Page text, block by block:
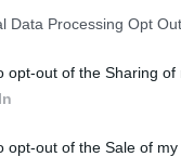
Data Processing Opt
opt-out of the Sharing of
opt-out of the Sale of my
«όταν έφυγε η
δίναμε από
παντρεύτηκε
να